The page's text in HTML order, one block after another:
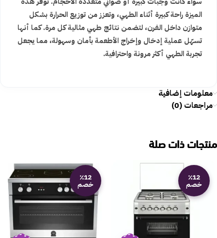
الميزة راحة كبيرة أثناء الطهي، وتعزز من توزيع الحرارة بشكل
متوازن داخل الفرن، لتضمن نتائج طهي مثالية كل مرة. كما أنها
تسهّل عملية إدخال وإخراج الأطعمة بأمان وسهولة، مما يجعل
تجربة الطهي أكثر مرونة واحترافية.
معلومات إضافية
مراجعات (0)
منتجات ذات صلة
٪12
خصم
٪12
خصم